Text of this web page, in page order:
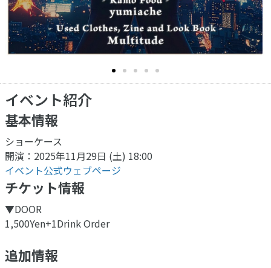
イベント紹介
基本情報
ショーケース
開演：2025年11月29日 (土) 18:00
イベント公式ウェブページ
チケット情報
▼DOOR
1,500Yen+1Drink Order
追加情報